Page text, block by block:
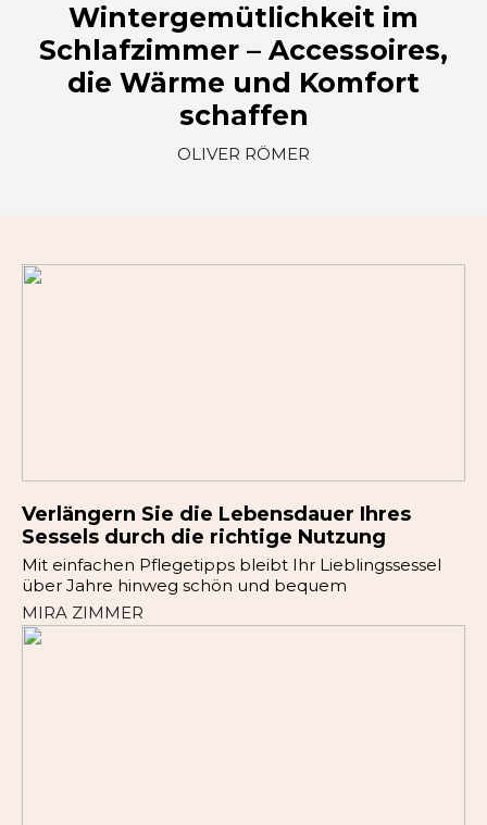
Wintergemütlichkeit im
Schlafzimmer – Accessoires,
die Wärme und Komfort
schaffen
OLIVER RÖMER
Verlängern Sie die Lebensdauer Ihres
Sessels durch die richtige Nutzung
Mit einfachen Pflegetipps bleibt Ihr Lieblingssessel
über Jahre hinweg schön und bequem
MIRA ZIMMER